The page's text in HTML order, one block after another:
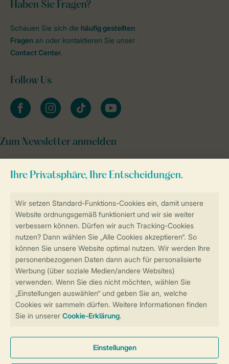
Sicherstellung Deiner Privatsphäre
Sicher und schnell zur Online-Buchung
Sichere Datenübertragung
Sicheres Bezahlen
Haben Sie Fragen?
Schauen Sie sich die häufig gestellten
Fragen an oder kontaktieren Sie unser
Contact Center.
Follow Us
facebookinstagramtiktok youtube
Zum Newsletter anmelden